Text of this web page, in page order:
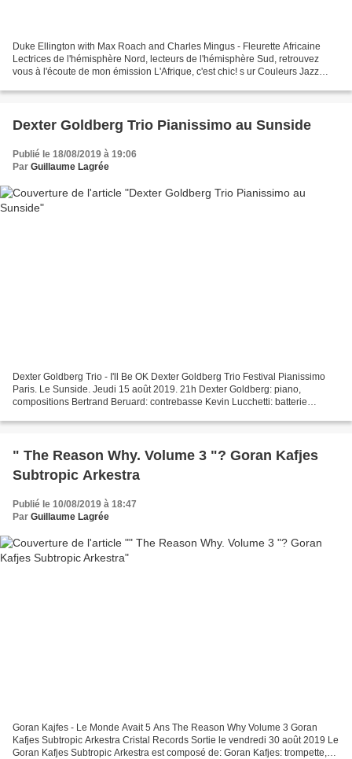
Duke Ellington with Max Roach and Charles Mingus - Fleurette Africaine
Lectrices de l'hémisphère Nord, lecteurs de l'hémisphère Sud, retrouvez
vous à l'écoute de mon émission L'Afrique, c'est chic! s ur Couleurs Jazz
Dexter Goldberg Trio Pianissimo au Sunside
Publié le 18/08/2019 à 19:06
Par Guillaume Lagrée
Dexter Goldberg Trio - I'll Be OK Dexter Goldberg Trio Festival Pianissimo
Paris. Le Sunside. Jeudi 15 août 2019. 21h Dexter Goldberg: piano,
compositions Bertrand Beruard: contrebasse Kevin Lucchetti: batterie
" The Reason Why. Volume 3 "? Goran Kafjes
Subtropic Arkestra
Publié le 10/08/2019 à 18:47
Par Guillaume Lagrée
Goran Kajfes - Le Monde Avait 5 Ans The Reason Why Volume 3 Goran
Kafjes Subtropic Arkestra Cristal Records Sortie le vendredi 30 août 2019 Le
Goran Kafjes Subtropic Arkestra est composé de: Goran Kafjes: trompette,